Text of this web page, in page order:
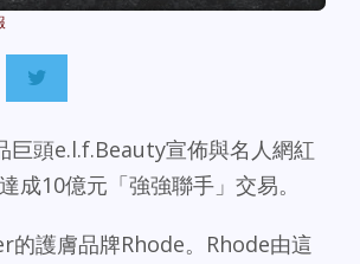
巨頭e.l.f.Beauty宣佈與名人網紅
成10億元「強強聯手」交易。
的護膚品牌Rhode。Rhode由這